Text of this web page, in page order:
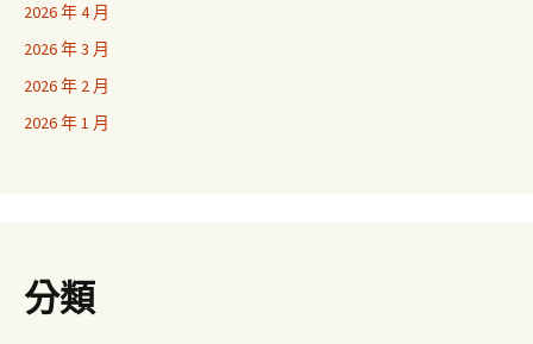
2026 年 4 月
2026 年 3 月
2026 年 2 月
2026 年 1 月
分類